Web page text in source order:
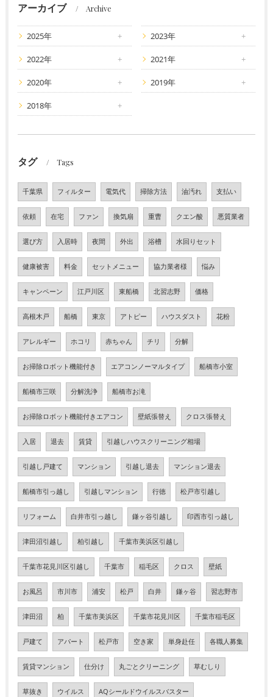
アーカイブ Archive
2025年 2023年
2022年 2021年
2020年 2019年
2018年
タグ Tags
千葉県 フィルター 電気代 掃除方法 油汚れ 支払い
依頼 在宅 ファン 換気扇 重曹 クエン酸 悪質業者
選び方 入居時 夜間 外出 浴槽 水回りセット
健康被害 料金 セットメニュー 協力業者様 悩み
キャンペーン 江戸川区 東船橋 北習志野 価格
高根木戸 船橋 東京 アトピー ハウスダスト 花粉
アレルギー ホコリ 赤ちゃん チリ 分解
お掃除ロボット機能付き エアコンノーマルタイプ 船橋市小室
船橋市三咲 分解洗浄 船橋市お滝
お掃除ロボット機能付きエアコン 壁紙張替え クロス張替え
入居 退去 賃貸 引越しハウスクリーニング相場
引越し戸建て マンション 引越し退去 マンション退去
船橋市引っ越し 引越しマンション 行徳 松戸市引越し
リフォーム 白井市引っ越し 鎌ヶ谷引越し 印西市引っ越し
津田沼引越し 柏引越し 千葉市美浜区引越し
千葉市花見川区引越し 千葉市 稲毛区 クロス 壁紙
お風呂 市川市 浦安 松戸 白井 鎌ヶ谷 習志野市
津田沼 柏 千葉市美浜区 千葉市花見川区 千葉市稲毛区
戸建て アパート 松戸市 空き家 単身赴任 各職人募集
賃貸マンション 仕分け 丸ごとクリーニング 草むしり
草抜き ウイルス AQシールドウイルスバスター